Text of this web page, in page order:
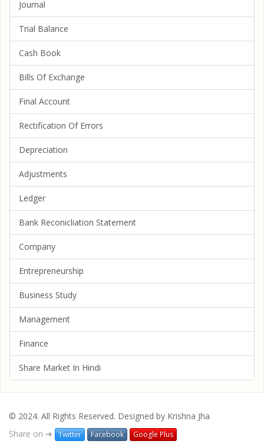
Journal
Trial Balance
Cash Book
Bills Of Exchange
Final Account
Rectification Of Errors
Depreciation
Adjustments
Ledger
Bank Reconicliation Statement
Company
Entrepreneurship
Business Study
Management
Finance
Share Market In Hindi
© 2024. All Rights Reserved. Designed by Krishna Jha
Share on ➔
Twitter Facebook Google Plus